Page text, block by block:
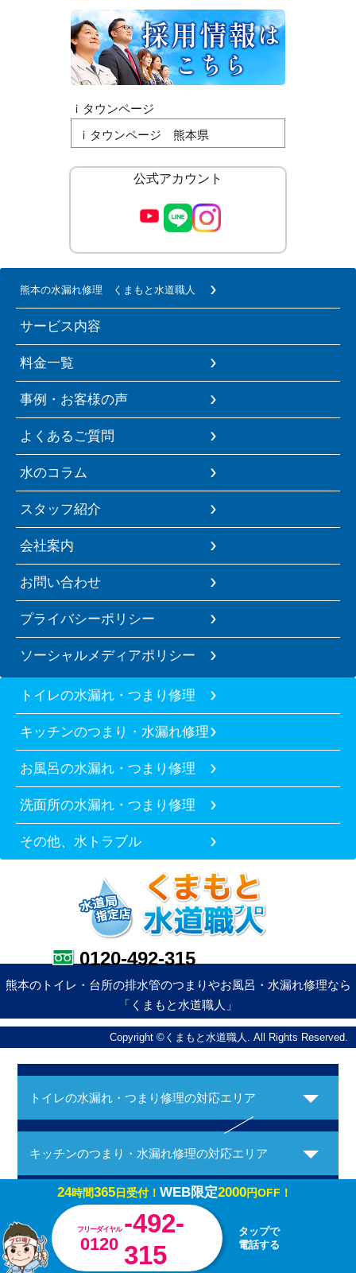
ｉタウンページ
ｉタウンページ 熊本県
公式アカウント
熊本の水漏れ修理 くまもと水道職人
サービス内容
料金一覧
事例・お客様の声
よくあるご質問
水のコラム
スタッフ紹介
会社案内
お問い合わせ
プライバシーポリシー
ソーシャルメディアポリシー
トイレの水漏れ・つまり修理
キッチンのつまり・水漏れ修理
お風呂の水漏れ・つまり修理
洗面所の水漏れ・つまり修理
その他、水トラブル
0120-492-315
熊本のトイレ・台所の排水管のつまりやお風呂・水漏れ修理なら
「くまもと水道職人」
Copyright ©くまもと水道職人. All Rights Reserved.
トイレの水漏れ・つまり修理の対応エリア
キッチンのつまり・水漏れ修理の対応エリア
お風呂の水漏れ・つまり修理の対応エリア
24時間365日受付！ WEB限定2000円OFF！
フリーダイヤル
0120
-492-
315
タップで
電話する